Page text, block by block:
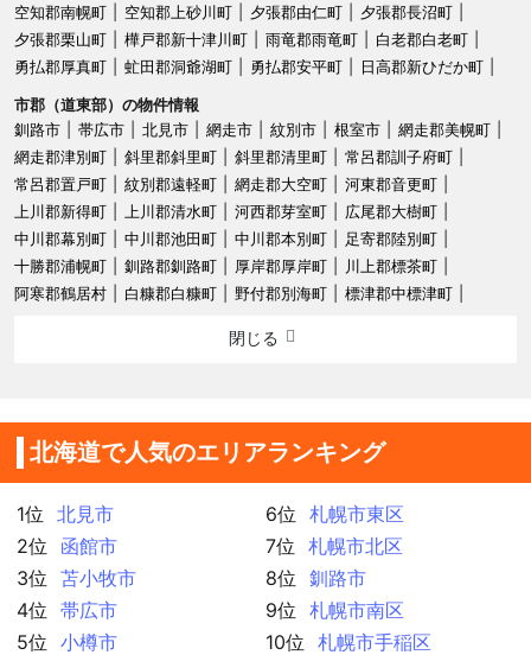
空知郡南幌町
空知郡上砂川町 夕張郡由仁町
夕張郡長沼町
夕張郡栗山町
樺戸郡新十津川町 雨竜郡雨竜町
白老郡白老町
勇払郡厚真町
虻田郡洞爺湖町 勇払郡安平町
日高郡新ひだか町
市郡（道東部）の物件情報
釧路市
帯広市 北見市 網走市 紋別市 根室市
網走郡美幌町
網走郡津別町
斜里郡斜里町 斜里郡清里町
常呂郡訓子府町
常呂郡置戸町
紋別郡遠軽町 網走郡大空町
河東郡音更町
上川郡新得町
上川郡清水町 河西郡芽室町
広尾郡大樹町
中川郡幕別町
中川郡池田町 中川郡本別町
足寄郡陸別町
十勝郡浦幌町
釧路郡釧路町 厚岸郡厚岸町
川上郡標茶町
阿寒郡鶴居村
白糠郡白糠町 野付郡別海町 標津郡中標津町
閉じる
北海道で人気のエリアランキング
1位
北見市
2位
函館市
3位
苫小牧市
4位
帯広市
5位
小樽市
6位
札幌市東区
7位
札幌市北区
8位
釧路市
9位
札幌市南区
10位
札幌市手稲区